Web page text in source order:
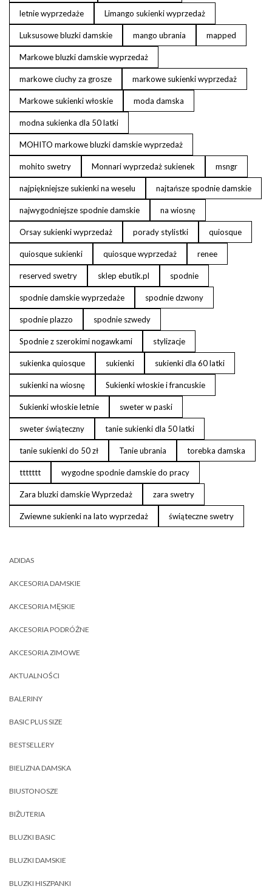
letnie wyprzedaże Limango sukienki wyprzedaż
Luksusowe bluzki damskie mango ubrania mapped
Markowe bluzki damskie wyprzedaż
markowe ciuchy za grosze markowe sukienki wyprzedaż
Markowe sukienki włoskie moda damska
modna sukienka dla 50 latki
MOHITO markowe bluzki damskie wyprzedaż
mohito swetry Monnari wyprzedaż sukienek msngr
najpiękniejsze sukienki na weselu najtańsze spodnie damskie
najwygodniejsze spodnie damskie na wiosnę
Orsay sukienki wyprzedaż porady stylistki quiosque
quiosque sukienki quiosque wyprzedaż renee
reserved swetry sklep ebutik.pl spodnie
spodnie damskie wyprzedaże spodnie dzwony
spodnie plazzo spodnie szwedy
Spodnie z szerokimi nogawkami stylizacje
sukienka quiosque sukienki sukienki dla 60 latki
sukienki na wiosnę Sukienki włoskie i francuskie
Sukienki włoskie letnie sweter w paski
sweter świąteczny tanie sukienki dla 50 latki
tanie sukienki do 50 zł Tanie ubrania torebka damska
ttttttt wygodne spodnie damskie do pracy
Zara bluzki damskie Wyprzedaż zara swetry
Zwiewne sukienki na lato wyprzedaż świąteczne swetry
ADIDAS
AKCESORIA DAMSKIE
AKCESORIA MĘSKIE
AKCESORIA PODRÓŻNE
AKCESORIA ZIMOWE
AKTUALNOŚCI
BALERINY
BASIC PLUS SIZE
BESTSELLERY
BIELIZNA DAMSKA
BIUSTONOSZE
BIŻUTERIA
BLUZKI BASIC
BLUZKI DAMSKIE
BLUZKI HISZPANKI